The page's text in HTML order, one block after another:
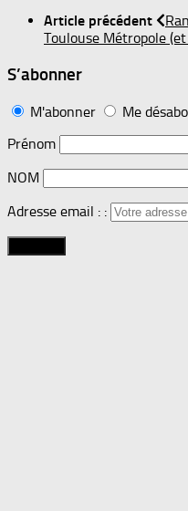
Article précédent
Toulouse Métropole
S’abonner
M'abonner
Me
Prénom
NOM
Adresse email : :